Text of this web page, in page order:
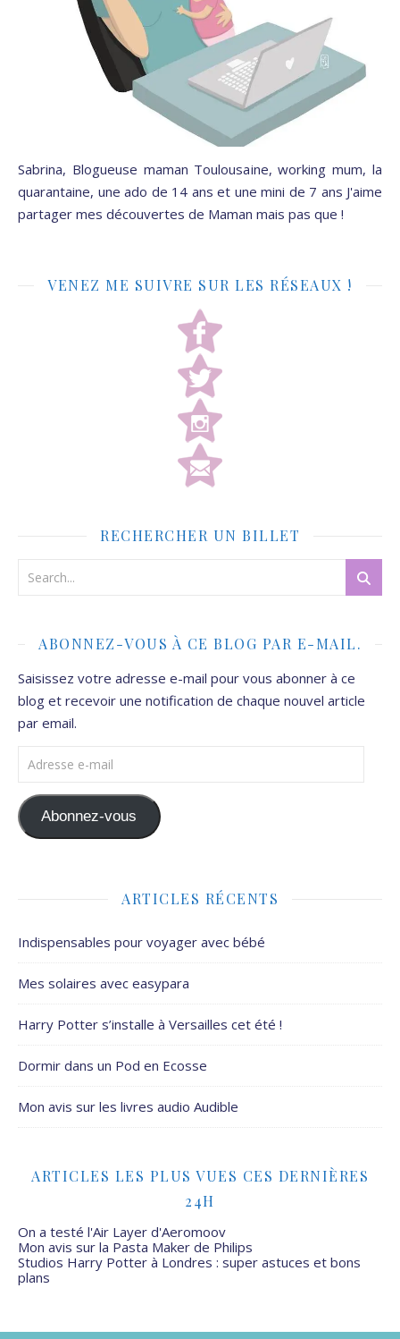
Sabrina, Blogueuse maman Toulousaine, working mum, la
quarantaine, une ado de 14 ans et une mini de 7 ans J'aime
partager mes découvertes de Maman mais pas que !
VENEZ ME SUIVRE SUR LES RÉSEAUX !
RECHERCHER UN BILLET
ABONNEZ-VOUS À CE BLOG PAR E-MAIL.
Saisissez votre adresse e-mail pour vous abonner à ce
blog et recevoir une notification de chaque nouvel article
par email.
Adresse e-mail
Abonnez-vous
ARTICLES RÉCENTS
Indispensables pour voyager avec bébé
Mes solaires avec easypara
Harry Potter s’installe à Versailles cet été !
Dormir dans un Pod en Ecosse
Mon avis sur les livres audio Audible
ARTICLES LES PLUS VUES CES DERNIÈRES
24H
On a testé l'Air Layer d'Aeromoov
Mon avis sur la Pasta Maker de Philips
Studios Harry Potter à Londres : super astuces et bons
plans